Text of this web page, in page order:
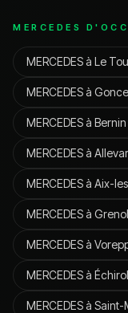
MERCEDES
MERCEDESà Le
MERCEDESà
MERCEDESà Bernin
MERCEDESà
MERCEDESà Aix-
MERCEDESà
MERCEDESà
MERCEDESà
MERCEDESà Saint-